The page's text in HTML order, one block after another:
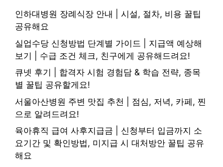
인하대병원 장례식장 안내 | 시설, 절차, 비용 꿀팁
공유해요
실업수당 신청방법 단계별 가이드 | 지급액 예상해
보기 | 수급 조건 체크, 친구에게 공유해드려요!
큐넷 후기 | 합격자 시험 경험담 & 학습 전략, 종목
별 꿀팁 공유할게요!
서울아산병원 주변 맛집 추천 | 점심, 저녁, 카페, 찐
으로 알려드려요!
육아휴직 급여 사후지급금 | 신청부터 입금까지 소
요기간 및 확인방법, 미지급 시 대처방안 꿀팁 공유
해요